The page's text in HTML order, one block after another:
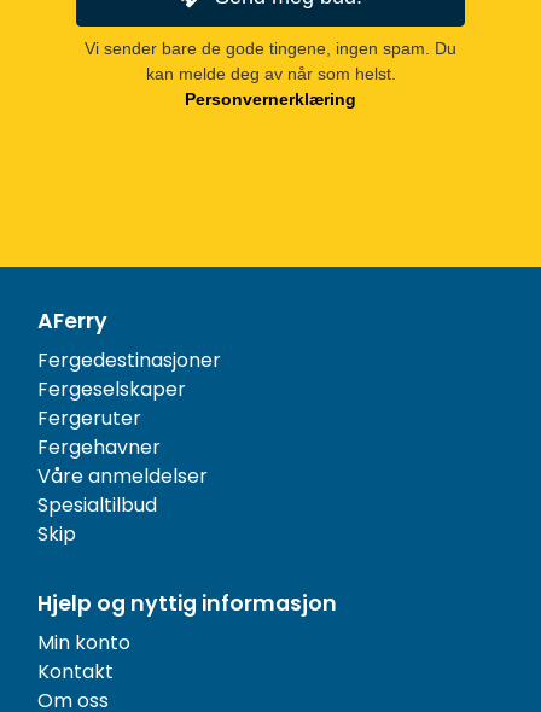
Vi sender bare de gode tingene, ingen spam. Du
kan melde deg av når som helst.
Personvernerklæring
AFerry
Fergedestinasjoner
Fergeselskaper
Fergeruter
Fergehavner
Våre anmeldelser
Spesialtilbud
Skip
Hjelp og nyttig informasjon
Min konto
Kontakt
Om oss